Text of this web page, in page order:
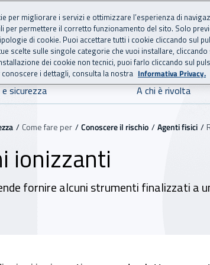
Nazionale
PREVENZIONE E
principale
sicurezza A chi è rivolta
Come fare per Conoscere il rischio Agenti fisici
ionizzanti
fornire alcuni strumenti finalizzati a
per migliorare i servizi e ottimizzare l’esperienza di
per permettere il corretto funzionamento del sito. Solo
di cookie. Puoi accettare tutti i cookie cliccando sul
scelte sulle singole categorie che vuoi installare, cliccando
dei cookie non tecnici, puoi farlo cliccando sul
conoscere i dettagli, consulta la nostra Informativa Privacy.